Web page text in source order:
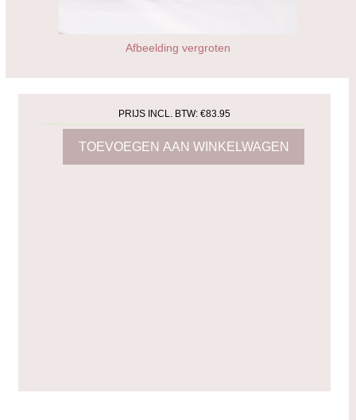
Afbeelding vergroten
PRIJS INCL. BTW:€83.95